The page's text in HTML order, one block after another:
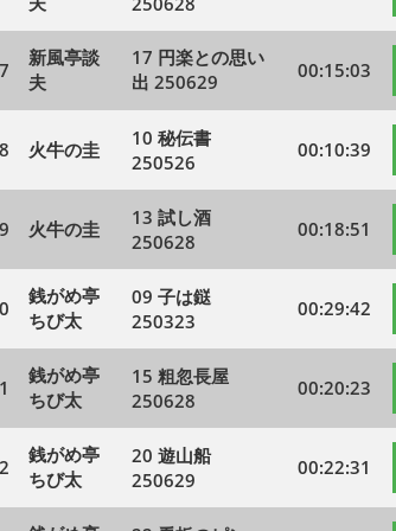
新風亭談
夫
17 円楽との思い
出 250629
00:15:03
火牛の圭
10 秘伝書
250526
00:10:39
火牛の圭
13 試し酒
250628
00:18:51
銭がめ亭
ちび太
09 子は鎹
250323
00:29:42
銭がめ亭
ちび太
15 粗忽長屋
250628
00:20:23
銭がめ亭
ちび太
20 遊山船
250629
00:22:31